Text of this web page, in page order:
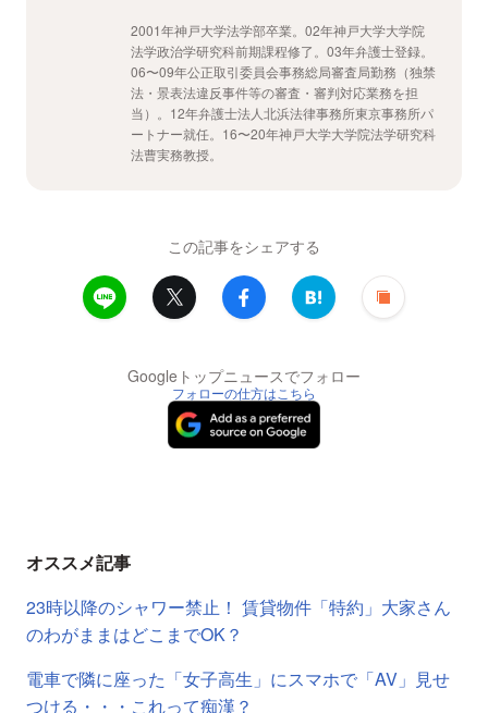
2001年神戸大学法学部卒業。02年神戸大学大学院
法学政治学研究科前期課程修了。03年弁護士登録。
06〜09年公正取引委員会事務総局審査局勤務（独禁
法・景表法違反事件等の審査・審判対応業務を担
当）。12年弁護士法人北浜法律事務所東京事務所パ
ートナー就任。16〜20年神戸大学大学院法学研究科
法曹実務教授。
この記事をシェアする
Googleトップニュースでフォロー
フォローの仕方はこちら
オススメ記事
23時以降のシャワー禁止！ 賃貸物件「特約」大家さん
のわがままはどこまでOK？
電車で隣に座った「女子高生」にスマホで「AV」見せ
つける・・・これって痴漢？